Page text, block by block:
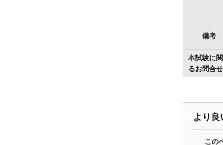
備考
本試験に
るお問合
より
この